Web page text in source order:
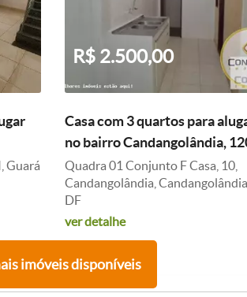
Guará
R$ 2.500,00
Casa com 3 quartos para
no bairro Candangolândia,
Quadra 01 Conjunto F Casa, 10,
Candangolândia,
DF
ver detalhe
imóveis disponíveis